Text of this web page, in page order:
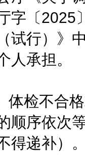
字〔2025
试行）》
人承担。
检不合格
顺序依次
得递补）